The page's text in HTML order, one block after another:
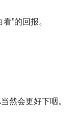
”的回报。
然会更好下咽。